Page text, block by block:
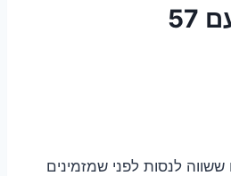
לנסות לפני שמזמינים